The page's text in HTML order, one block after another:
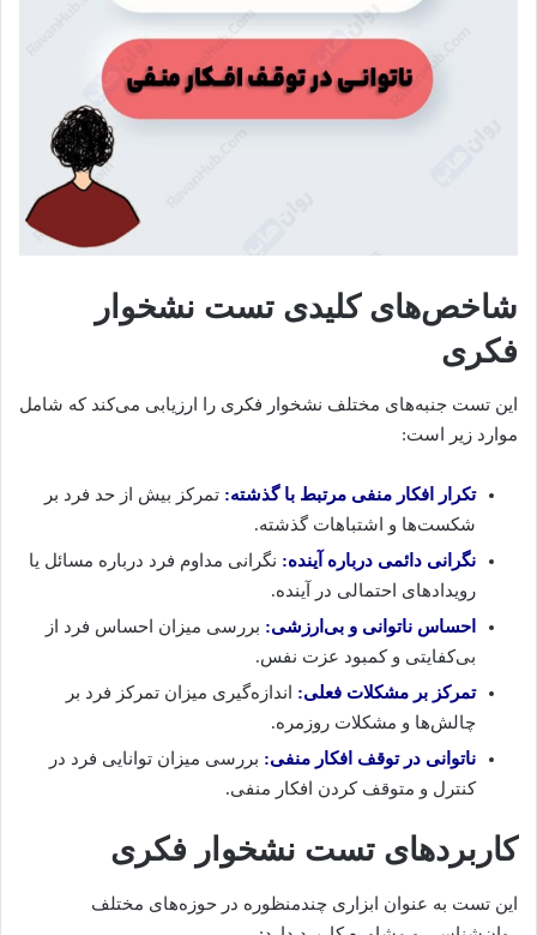
شاخص‌های کلیدی تست نشخوار
فکری
این تست جنبه‌های مختلف نشخوار فکری را ارزیابی می‌کند که شامل
موارد زیر است:
تکرار افکار منفی مرتبط با گذشته: تمرکز بیش از حد فرد بر
شکست‌ها و اشتباهات گذشته.
نگرانی دائمی درباره آینده: نگرانی مداوم فرد درباره مسائل یا
رویدادهای احتمالی در آینده.
احساس ناتوانی و بی‌ارزشی: بررسی میزان احساس فرد از
بی‌کفایتی و کمبود عزت نفس.
تمرکز بر مشکلات فعلی: اندازه‌گیری میزان تمرکز فرد بر
چالش‌ها و مشکلات روزمره.
ناتوانی در توقف افکار منفی: بررسی میزان توانایی فرد در
کنترل و متوقف کردن افکار منفی.
کاربردهای تست نشخوار فکری
این تست به عنوان ابزاری چندمنظوره در حوزه‌های مختلف